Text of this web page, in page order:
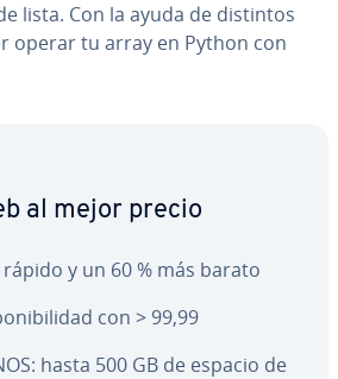
lista. Con la ayuda de distintos
operar tu array en Python con
al mejor precio
y un 60 % más barato
con > 99,99
hasta 500 GB de espacio de